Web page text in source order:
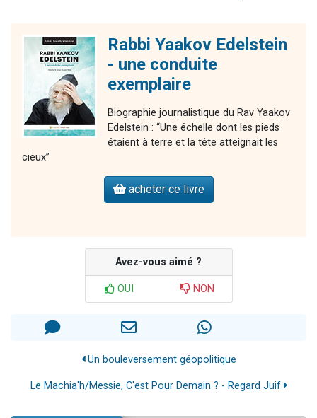
Rabbi Yaakov Edelstein
- une conduite
exemplaire
Biographie journalistique du Rav Yaakov
Edelstein : “Une échelle dont les pieds
étaient à terre et la tête atteignait les
cieux”
acheter ce livre
Avez-vous aimé ?
OUI NON
Un bouleversement géopolitique
Le Machia'h/Messie, C'est Pour Demain ? - Regard Juif